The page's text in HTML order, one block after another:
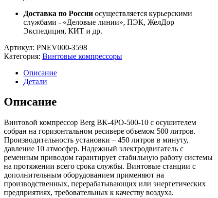
Доставка по России осуществляется курьерскими
службами - «Деловые линии», ПЭК, ЖелДор
Экспедиция, КИТ и др.
Артикул: PNEV000-3598
Категория: Винтовые компрессоры
Описание
Детали
Описание
Винтовой компрессор Berg ВК-4РО-500-10 с осушителем
собран на горизонтальном ресивере объемом 500 литров.
Производительность установки – 450 литров в минуту,
давление 10 атмосфер. Надежный электродвигатель с
ременным приводом гарантирует стабильную работу системы
на протяжении всего срока службы. Винтовые станции с
дополнительным оборудованием применяют на
производственных, перерабатывающих или энергетических
предприятиях, требовательных к качеству воздуха.